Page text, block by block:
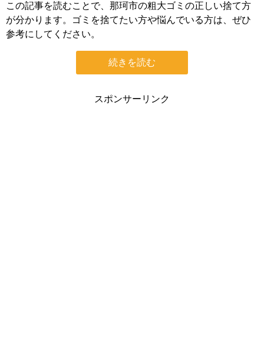
この記事を読むことで、那珂市の粗大ゴミの正しい捨て方
が分かります。ゴミを捨てたい方や悩んでいる方は、ぜひ
参考にしてください。
続きを読む
スポンサーリンク